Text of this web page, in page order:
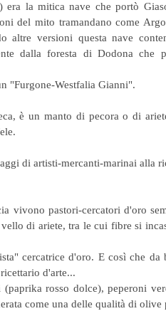
la mitica nave che portò
del mito tramandano come
altre versioni questa nave
dalla foresta di Dodona che
"Furgone-Westfalia Gianni".
è un manto di pecora o di
di artisti-mercanti-marinai alla
vivono pastori-cercatori d'oro
di ariete, tra le cui fibre si
cercatrice d'oro. E così che da
d'arte...
(paprika rosso dolce), peperoni
come una delle qualità di